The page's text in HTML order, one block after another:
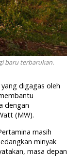
baru terbarukan.
digagas oleh
dengan
(MW).
masih
minyak
masa depan